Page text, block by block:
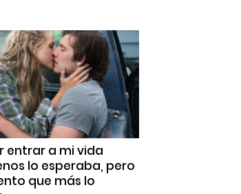
entrar a mi vida
lo esperaba, pero
que más lo